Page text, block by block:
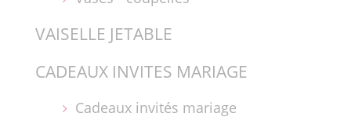
VAISELLE JETABLE
CADEAUX INVITES MARIAGE
Cadeaux invités mariage